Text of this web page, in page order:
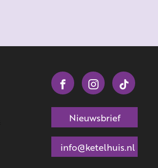
Nieuwsbrief
info@ketelhuis.nl